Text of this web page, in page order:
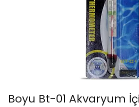
Boyu Bt-01 Akvaryum